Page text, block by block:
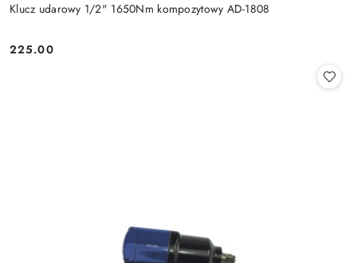
Klucz udarowy 1/2" 1650Nm kompozytowy AD-1808
Cena:
225.00